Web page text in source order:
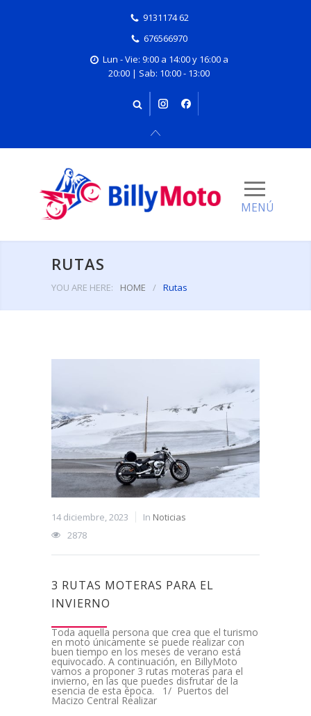
9131174 62
676566970
Lun - Vie: 9:00 a 14:00 y 16:00 a
20:00 | Sab: 10:00 - 13:00
RUTAS
YOU ARE HERE: HOME / Rutas
14 diciembre, 2023 In Noticias
2878
3 RUTAS MOTERAS PARA EL
INVIERNO
Toda aquella persona que crea que el turismo
en moto únicamente se puede realizar con
buen tiempo en los meses de verano está
equivocado. A continuación, en BillyMoto
vamos a proponer 3 rutas moteras para el
invierno, en las que puedes disfrutar de la
esencia de esta época. 1/ Puertos del
Macizo Central Realizar